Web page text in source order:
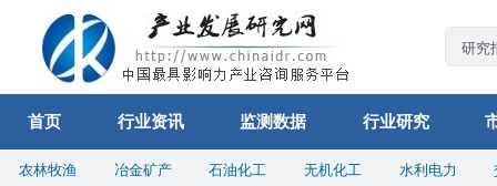
首页 行业资讯 监测数据 行业研究
农林牧渔 冶金矿产 石油化工 无机化工 水利电力